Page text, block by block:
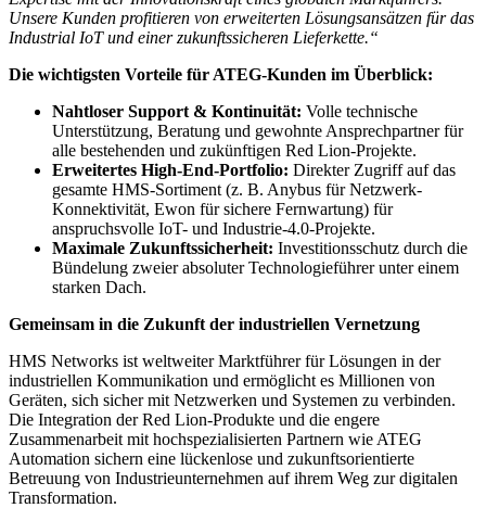
Unsere Kunden profitieren von erweiterten Lösungsansätzen für das
Industrial IoT und einer zukunftssicheren Lieferkette.“
Die wichtigsten Vorteile für ATEG-Kunden im Überblick:
Nahtloser Support & Kontinuität: Volle technische
Unterstützung, Beratung und gewohnte Ansprechpartner für
alle bestehenden und zukünftigen Red Lion-Projekte.
Erweitertes High-End-Portfolio: Direkter Zugriff auf das
gesamte HMS-Sortiment (z. B. Anybus für Netzwerk-
Konnektivität, Ewon für sichere Fernwartung) für
anspruchsvolle IoT- und Industrie-4.0-Projekte.
Maximale Zukunftssicherheit: Investitionsschutz durch die
Bündelung zweier absoluter Technologieführer unter einem
starken Dach.
Gemeinsam in die Zukunft der industriellen Vernetzung
HMS Networks ist weltweiter Marktführer für Lösungen in der
industriellen Kommunikation und ermöglicht es Millionen von
Geräten, sich sicher mit Netzwerken und Systemen zu verbinden.
Die Integration der Red Lion-Produkte und die engere
Zusammenarbeit mit hochspezialisierten Partnern wie ATEG
Automation sichern eine lückenlose und zukunftsorientierte
Betreuung von Industrieunternehmen auf ihrem Weg zur digitalen
Transformation.